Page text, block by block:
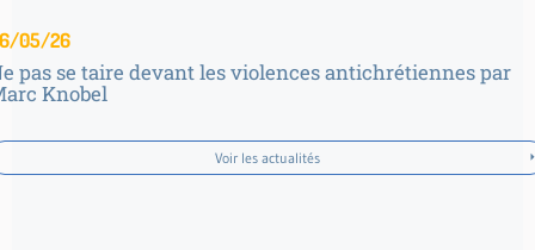
05/26
pas se taire devant les violences antichrétiennes par
Knobel
Voir les actualités